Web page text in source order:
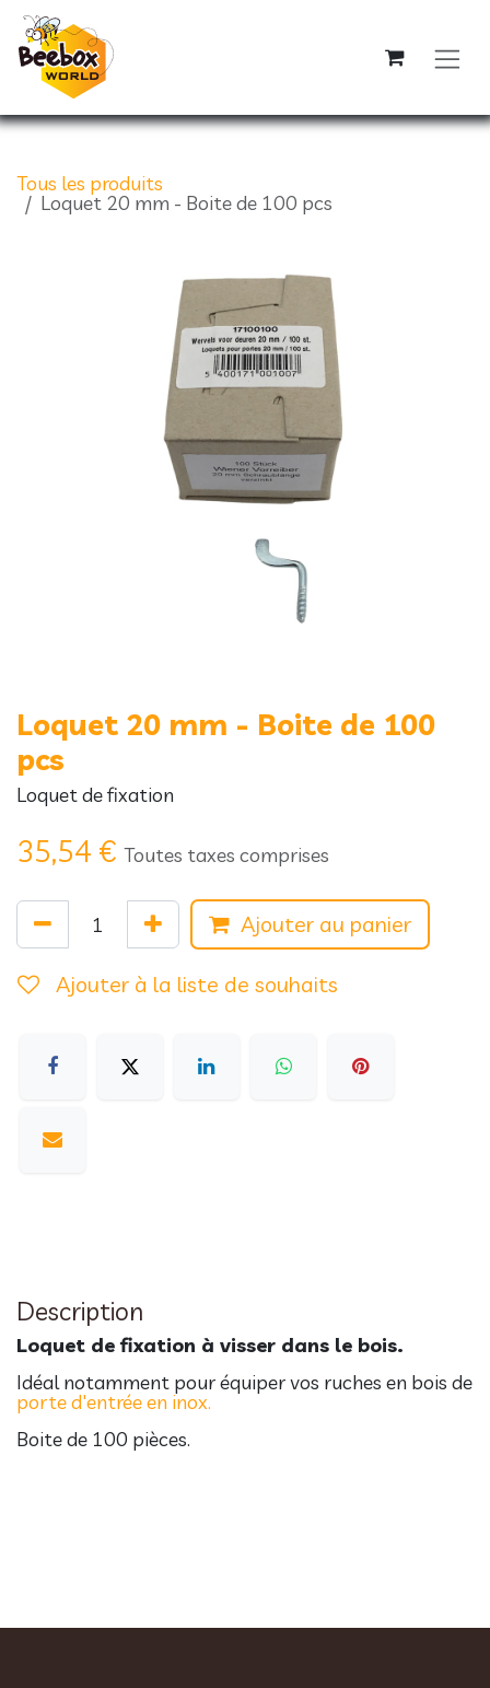
Se rendre au contenu
Tous les produits
Loquet 20 mm - Boite de 100 pcs
Loquet 20 mm - Boite de 100
pcs
Loquet de fixation
35,54 € Toutes taxes comprises
Ajouter au panier
Ajouter à la liste de souhaits
Description
Loquet de fixation à visser dans le bois.
Idéal notamment pour équiper vos ruches en bois de
porte d'entrée en inox.
Boite de 100 pièces.